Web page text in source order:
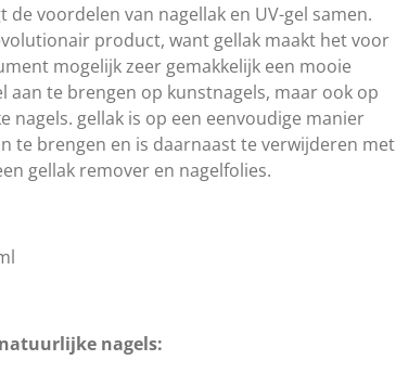
de voordelen van nagellak en UV-gel samen.
product, want gellak maakt het voor
mogelijk zeer gemakkelijk een mooie
aan te brengen op kunstnagels, maar ook op
nagels. gellak is op een eenvoudige manier
te brengen en is daarnaast te verwijderen met
gellak remover en nagelfolies.
nagels: